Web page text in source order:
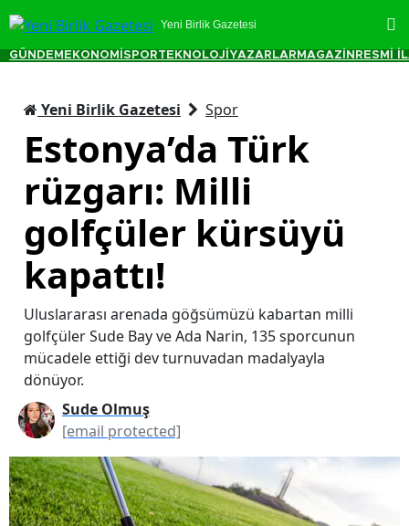
Yeni Birlik Gazetesi
GÜNDEM EKONOMİ SPORTEKNOLOJİ YAZARLAR MAGAZİN RESMİ
Yeni Birlik Gazetesi Spor
Estonya’da Türk
rüzgarı: Milli
golfçüler kürsüyü
kapattı!
Uluslararası arenada göğsümüzü kabartan milli
golfçüler Sude Bay ve Ada Narin, 135 sporcunun
mücadele ettiği dev turnuvadan madalyayla
dönüyor.
Sude Olmuş
[email protected]